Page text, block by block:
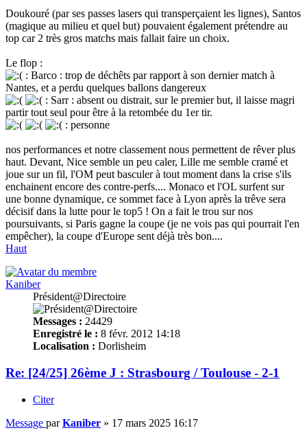
Doukouré (par ses passes lasers qui transperçaient les lignes), Santos
(magique au milieu et quel but) pouvaient également prétendre au
top car 2 très gros matchs mais fallait faire un choix.
Le flop :
: Barco : trop de déchêts par rapport à son dernier match à
Nantes, et a perdu quelques ballons dangereux
: Sarr : absent ou distrait, sur le premier but, il laisse magri
partir tout seul pour être à la retombée du 1er tir.
: personne
nos performances et notre classement nous permettent de rêver plus
haut. Devant, Nice semble un peu caler, Lille me semble cramé et
joue sur un fil, l'OM peut basculer à tout moment dans la crise s'ils
enchainent encore des contre-perfs.... Monaco et l'OL surfent sur
une bonne dynamique, ce sommet face à Lyon après la trêve sera
décisif dans la lutte pour le top5 ! On a fait le trou sur nos
poursuivants, si Paris gagne la coupe (je ne vois pas qui pourrait l'en
empêcher), la coupe d'Europe sent déjà très bon....
Haut
Kaniber
Président@Directoire
Messages : 24429
Enregistré le : 8 févr. 2012 14:18
Localisation : Dorlisheim
Re: [24/25] 26ème J : Strasbourg / Toulouse - 2-1
Citer
Message parKaniber » 17 mars 2025 16:17